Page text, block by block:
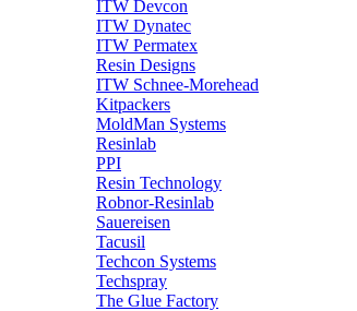
ITW Devcon
ITW Dynatec
ITW Permatex
Resin Designs
ITW Schnee-Morehead
Kitpackers
MoldMan Systems
Resinlab
PPI
Resin Technology
Robnor-Resinlab
Sauereisen
Tacusil
Techcon Systems
Techspray
The Glue Factory